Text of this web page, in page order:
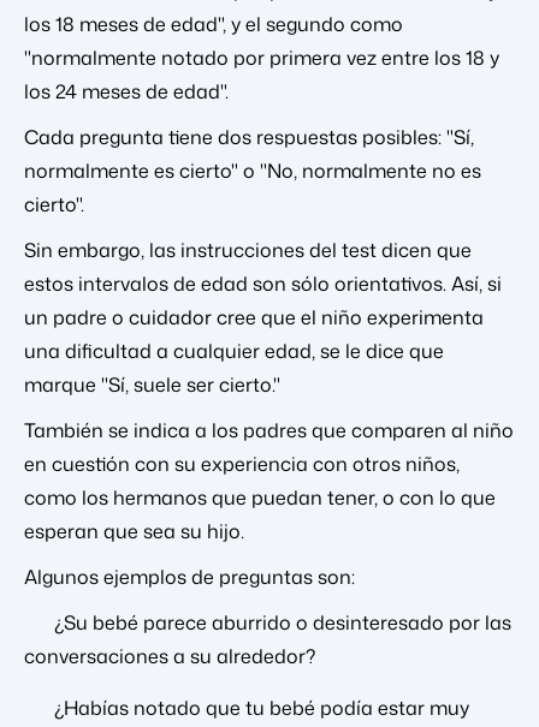
los 18 meses de edad", y el segundo como
"normalmente notado por primera vez entre los 18 y
los 24 meses de edad".
Cada pregunta tiene dos respuestas posibles: "Sí,
normalmente es cierto" o "No, normalmente no es
cierto".
Sin embargo, las instrucciones del test dicen que
estos intervalos de edad son sólo orientativos. Así, si
un padre o cuidador cree que el niño experimenta
una dificultad a cualquier edad, se le dice que
marque "Sí, suele ser cierto."
También se indica a los padres que comparen al niño
en cuestión con su experiencia con otros niños,
como los hermanos que puedan tener, o con lo que
esperan que sea su hijo.
Algunos ejemplos de preguntas son:
¿Su bebé parece aburrido o desinteresado por las
conversaciones a su alrededor?
¿Habías notado que tu bebé podía estar muy